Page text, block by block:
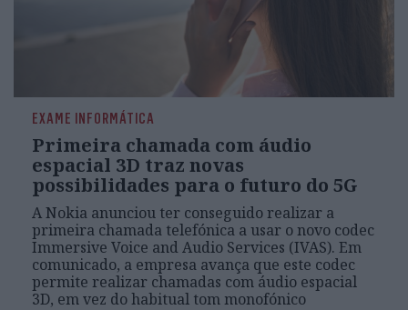
EXAME INFORMÁTICA
Primeira chamada com áudio
espacial 3D traz novas
possibilidades para o futuro do 5G
A Nokia anunciou ter conseguido realizar a
primeira chamada telefónica a usar o novo codec
Immersive Voice and Audio Services (IVAS). Em
comunicado, a empresa avança que este codec
permite realizar chamadas com áudio espacial
3D, em vez do habitual tom monofónico